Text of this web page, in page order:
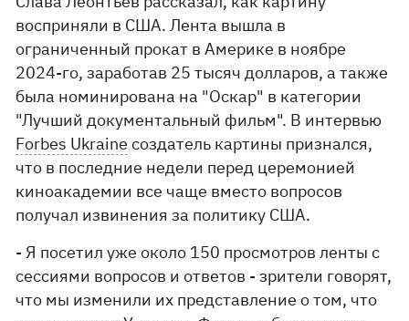
восприняли в США. Лента вышла в
ограниченный прокат в Америке в ноябре
2024-го, заработав 25 тысяч долларов, а также
была номинирована на "Оскар" в категории
"Лучший документальный фильм". В интервью
Forbes Ukraine создатель картины признался,
что в последние недели перед церемонией
киноакадемии все чаще вместо вопросов
получал извинения за политику США.
- Я посетил уже около 150 просмотров ленты с
сессиями вопросов и ответов - зрители говорят,
что мы изменили их представление о том, что